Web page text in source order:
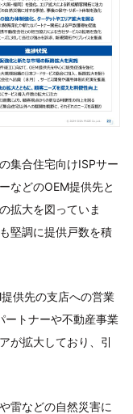
集合住宅向けISPサー
などのOEM提供先と
拡大を図っていま
堅調に提供戸数を積
供先の支店への営業
ートナーや不動産事業
が拡大しており、引
雷などの自然災害に